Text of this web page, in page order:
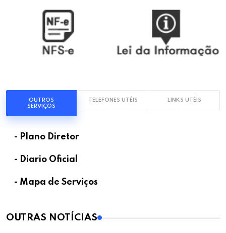
OUTROS
SERVIÇOS
TELEFONES UTÉIS LINKS UTÉIS
- Plano Diretor
- Diario Oficial
- Mapa de Serviços
OUTRAS NOTÍCIAS